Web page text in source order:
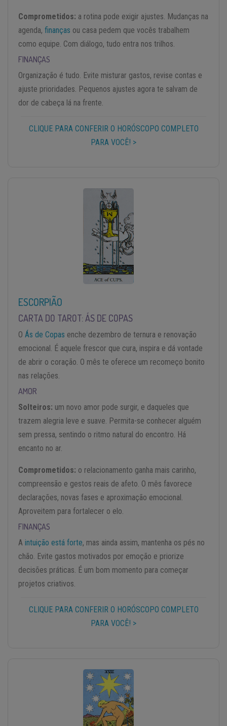
Comprometidos: a rotina pode exigir ajustes. Mudanças na
agenda, finanças ou casa pedem que vocês trabalhem
como equipe. Com diálogo, tudo entra nos trilhos.
FINANÇAS
Organização é tudo. Evite misturar gastos, revise contas e
ajuste prioridades. Pequenos ajustes agora te salvam de
dor de cabeça lá na frente.
CLIQUE PARA CONFERIR O HORÓSCOPO COMPLETO
PARA VOCÊ! >
ESCORPIÃO
CARTA DO TAROT: ÁS DE COPAS
O Ás de Copas enche dezembro de ternura e renovação
emocional. É aquele frescor que cura, inspira e dá vontade
de abrir o coração. O mês te oferece um recomeço bonito
nas relações.
AMOR
Solteiros: um novo amor pode surgir, e daqueles que
trazem alegria leve e suave. Permita-se conhecer alguém
sem pressa, sentindo o ritmo natural do encontro. Há
encanto no ar.
Comprometidos: o relacionamento ganha mais carinho,
compreensão e gestos reais de afeto. O mês favorece
declarações, novas fases e aproximação emocional.
Aproveitem para fortalecer o elo.
FINANÇAS
A intuição está forte, mas ainda assim, mantenha os pés no
chão. Evite gastos motivados por emoção e priorize
decisões práticas. É um bom momento para começar
projetos criativos.
CLIQUE PARA CONFERIR O HORÓSCOPO COMPLETO
PARA VOCÊ! >